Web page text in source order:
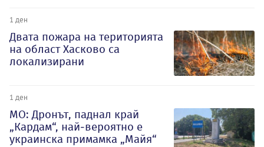
1 ден
Двата пожара на територията
на област Хасково са
локализирани
1 ден
МО: Дронът, паднал край
„Кардам“, най-вероятно е
украинска примамка „Майя“